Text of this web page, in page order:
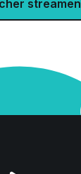
streamen